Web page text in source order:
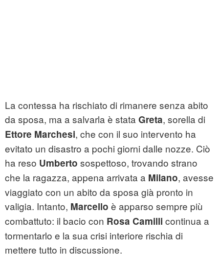
La contessa ha rischiato di rimanere senza abito
da sposa, ma a salvarla è stata Greta, sorella di
Ettore Marchesi, che con il suo intervento ha
evitato un disastro a pochi giorni dalle nozze. Ciò
ha reso Umberto sospettoso, trovando strano
che la ragazza, appena arrivata a Milano, avesse
viaggiato con un abito da sposa già pronto in
valigia. Intanto, Marcello è apparso sempre più
combattuto: il bacio con Rosa Camilli continua a
tormentarlo e la sua crisi interiore rischia di
mettere tutto in discussione.